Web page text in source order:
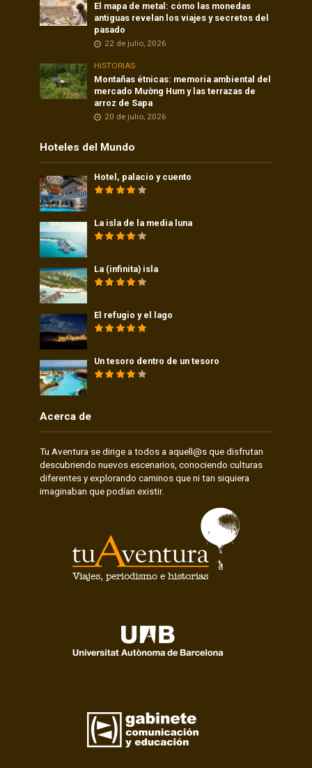
El mapa de metal: cómo las monedas
antiguas revelan los viajes y secretos del
pasado
22 de julio, 2026
HISTORIAS
Montañas étnicas: memoria ambiental del
mercado Mường Hum y las terrazas de
arroz de Sapa
20 de julio, 2026
Hoteles del Mundo
Hotel, palacio y cuento
La isla de la media luna
La (infinita) isla
El refugio y el lago
Un tesoro dentro de un tesoro
Acerca de
Tu Aventura se dirige a todos a aquell@s que disfrutan
descubriendo nuevos escenarios, conociendo culturas
diferentes y explorando caminos que ni tan siquiera
imaginaban que podían existir.